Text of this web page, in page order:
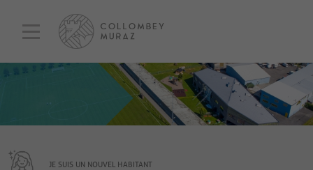
JE SUIS UN NOUVEL HABITANT